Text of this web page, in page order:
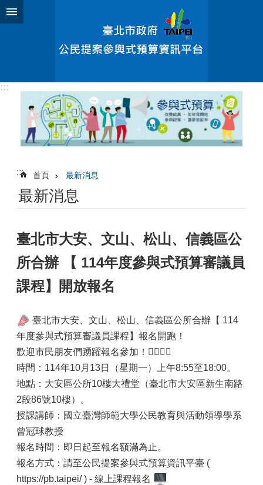
跳到主要內容區塊
:::
::: 首頁 最新消息
最新消息
臺北市大安、文山、松山、信義區公
所合辦 【 114年度參與式預算審議員
課程】開放報名
臺北市大安、文山、松山、信義區公所合辦【 114
年度參與式預算審議員課程】報名開跑！
歡迎市民朋友們踴躍報名參加！🙋‍♀️🙋‍♂️
時間：114年10月13日（星期一）上午8:55至18:00。
地點：大安區公所10樓大禮堂（臺北市大安區新生南路
2段86號10樓）。
授課講師：國立臺灣師範大學公民教育與活動領導學系
曾冠球教授
報名時間：即日起至報名額滿為止。
報名方式：請至公民提案參與式預算資訊平臺 (
https://pb.taipei/ ) - 線上課程報名